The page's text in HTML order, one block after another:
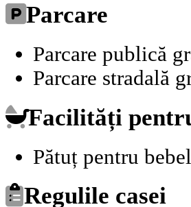
Parcare
Parcare publică
Parcare stradală
Facilități
Pătuț pentru
Regulile casei